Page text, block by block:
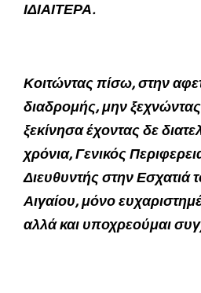
ΙΔΙΑΙΤΕΡΑ.
Κοιτώντας πίσω, στην
διαδρομής, μην
ξεκίνησα έχοντας δε
χρόνια, Γενικός
Διευθυντής στην Εσχατιά
Αιγαίου, μόνο
αλλά και υποχρεούμαι